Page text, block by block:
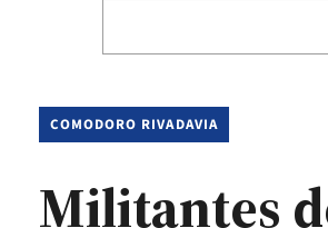
COMODORO RIVADAVIA
Militantes